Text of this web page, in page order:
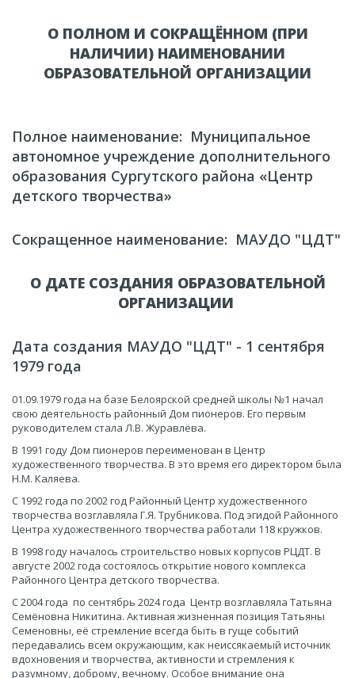
О ПОЛНОМ И СОКРАЩЁННОМ (ПРИ
НАЛИЧИИ) НАИМЕНОВАНИИ
ОБРАЗОВАТЕЛЬНОЙ ОРГАНИЗАЦИИ
Полное наименование: Муниципальное
автономное учреждение дополнительного
образования Сургутского района «Центр
детского творчества»
Сокращенное наименование: МАУДО "ЦДТ"
О ДАТЕ СОЗДАНИЯ ОБРАЗОВАТЕЛЬНОЙ
ОРГАНИЗАЦИИ
Дата создания МАУДО "ЦДТ" - 1 сентября
1979 года
01.09.1979 года на базе Белоярской средней школы №1 начал
свою деятельность районный Дом пионеров. Его первым
руководителем стала Л.В. Журавлёва.
В 1991 году Дом пионеров переименован в Центр
художественного творчества. В это время его директором была
Н.М. Каляева.
С 1992 года по 2002 год Районный Центр художественного
творчества возглавляла Г.Я. Трубникова. Под эгидой Районного
Центра художественного творчества работали 118 кружков.
В 1998 году началось строительство новых корпусов РЦДТ. В
августе 2002 года состоялось открытие нового комплекса
Районного Центра детского творчества.
С 2004 года по сентябрь 2024 года Центр возглавляла Татьяна
Семёновна Никитина. Активная жизненная позиция Татьяны
Семеновны, её стремление всегда быть в гуще событий
передавались всем окружающим, как неиссякаемый источник
вдохновения и творчества, активности и стремления к
разумному, доброму, вечному. Особое внимание она